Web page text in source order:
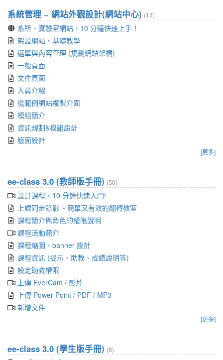
系統管理 ~ 網站外觀設計(網站中心) (13)
系所、實驗室網站，10 分鐘快速上手！
架設網站，基礎教學
選單與內容管理 (規劃網站架構)
一般頁面
文件頁面
人員介紹
從範例網站複製介面
模組簡介
資訊規劃&模組設計
版面設計
[更多]
ee-class 3.0 (教師版手冊) (50)
設計課程，10 分鐘快速入門!
上課同步錄影 ~ 簡單又有效的翻轉教室
課程簡介與角色的權限說明
課程活動簡介
課程縮圖、banner 設計
課程資訊 (提示、助教、成績說明等)
設定助教權限
上傳 EverCam / 影片
上傳 Power Point / PDF / MP3
新增文件
[更多]
ee-class 3.0 (學生版手冊) (8)